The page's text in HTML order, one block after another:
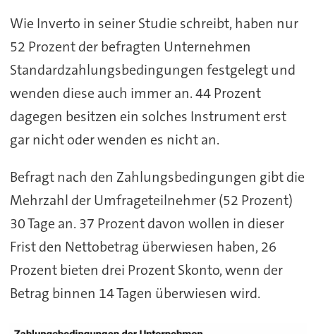
Wie Inverto in seiner Studie schreibt, haben nur
52 Prozent der befragten Unternehmen
Standardzahlungsbedingungen festgelegt und
wenden diese auch immer an. 44 Prozent
dagegen besitzen ein solches Instrument erst
gar nicht oder wenden es nicht an.
Befragt nach den Zahlungsbedingungen gibt die
Mehrzahl der Umfrageteilnehmer (52 Prozent)
30 Tage an. 37 Prozent davon wollen in dieser
Frist den Nettobetrag überwiesen haben, 26
Prozent bieten drei Prozent Skonto, wenn der
Betrag binnen 14 Tagen überwiesen wird.